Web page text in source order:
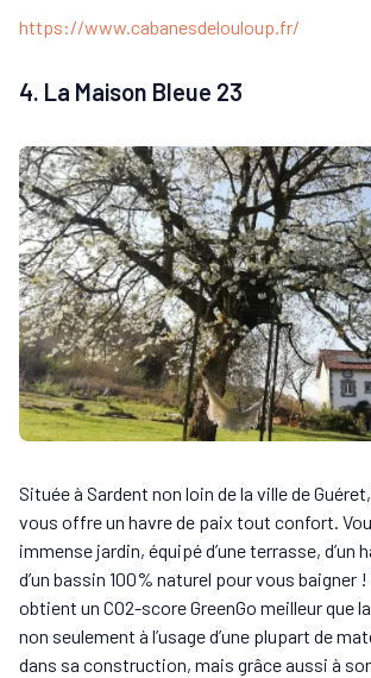
https://www.cabanesdelouloup.fr/
4. La Maison Bleue 23
Située à Sardent non loin de la ville de
vous offre un havre de paix tout confort.
immense jardin, équipé d’une terrasse, d’un
d’un bassin 100% naturel pour vous baigner
obtient un CO2-score GreenGo meilleur que
non seulement à l’usage d’une plupart de
dans sa construction, mais grâce aussi à